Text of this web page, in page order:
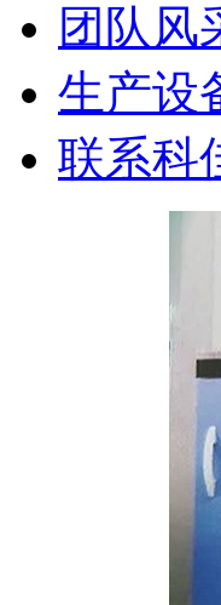
团队风
生产设
联系科